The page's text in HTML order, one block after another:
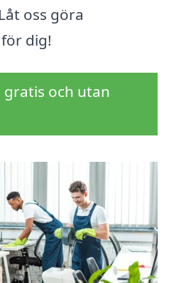
oss göra
dig!
gratis och utan